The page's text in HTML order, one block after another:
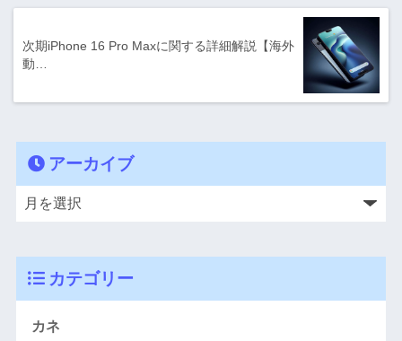
次期iPhone 16 Pro Maxに関する詳細解説【海外
動…
アーカイブ
カテゴリー
カネ